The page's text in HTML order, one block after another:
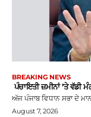
BREAKING NEWS
ਪੰਚਾਇਤੀ ਜ਼ਮੀਨਾਂ ’ਤੇ ਵੱਡੀ
ਅੱਜ ਪੰਜਾਬ ਵਿਧਾਨ ਸਭਾ ਦੇ
August 7, 2026